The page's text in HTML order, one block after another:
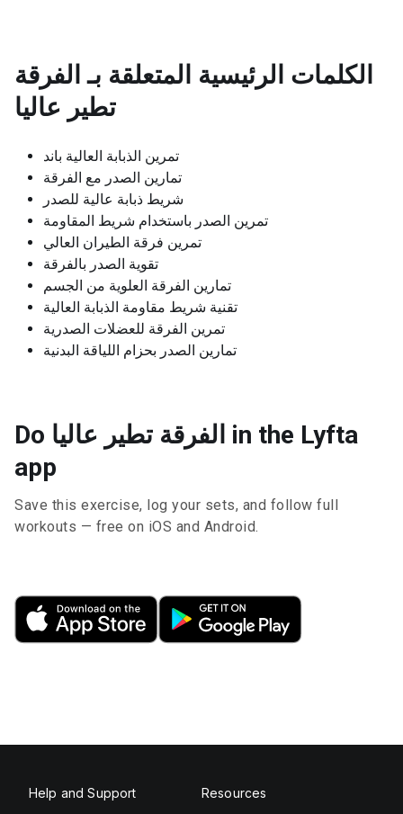
الكلمات الرئيسية المتعلقة بـ الفرقة
تطير عاليا
تمرين الذبابة العالية باند
تمارين الصدر مع الفرقة
شريط ذبابة عالية للصدر
تمرين الصدر باستخدام شريط المقاومة
تمرين فرقة الطيران العالي
تقوية الصدر بالفرقة
تمارين الفرقة العلوية من الجسم
تقنية شريط مقاومة الذبابة العالية
تمرين الفرقة للعضلات الصدرية
تمارين الصدر بحزام اللياقة البدنية
Do الفرقة تطير عاليا in the Lyfta
app
Save this exercise, log your sets, and follow full
workouts — free on iOS and Android.
Help and Support Resources